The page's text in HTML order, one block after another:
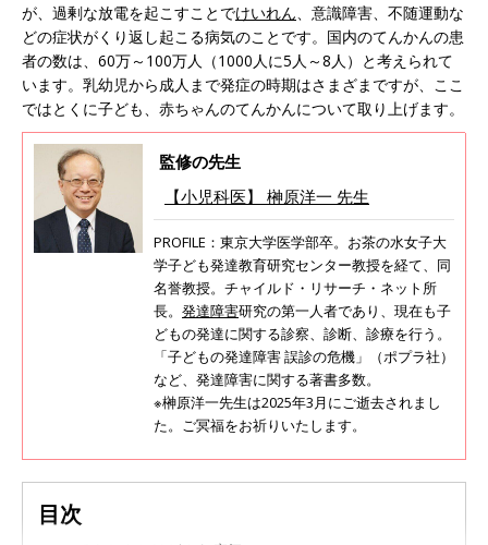
が、過剰な放電を起こすことでけいれん 、意識障害、不随運動な
どの症状がくり返し起こる病気のことです。国内のてんかんの患
者の数は、60万～100万人（1000人に5人～8人）と考えられて
います。乳幼児から成人まで発症の時期はさまざまですが、ここ
ではとくに子ども、赤ちゃんのてんかんについて取り上げます。
監修の先生
【小児科医】 榊原洋一 先生
PROFILE：東京大学医学部卒。お茶の水女子大
学子ども発達教育研究センター教授を経て、同
名誉教授。チャイルド・リサーチ・ネット所
長。 発達障害研究の第一人者であり、現在も子
どもの発達に関する診察、診断、診療を行う。
「子どもの発達障害 誤診の危機」（ポプラ社）
など、発達障害に関する著書多数。
※榊原洋一先生は2025年3月にご逝去されまし
た。ご冥福をお祈りいたします。
目次